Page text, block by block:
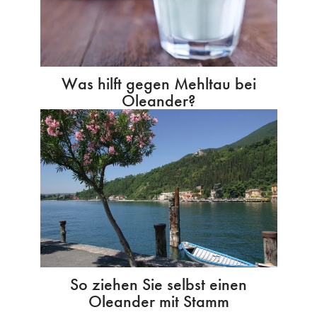
Was hilft gegen Mehltau bei
Oleander?
So ziehen Sie selbst einen
Oleander mit Stamm